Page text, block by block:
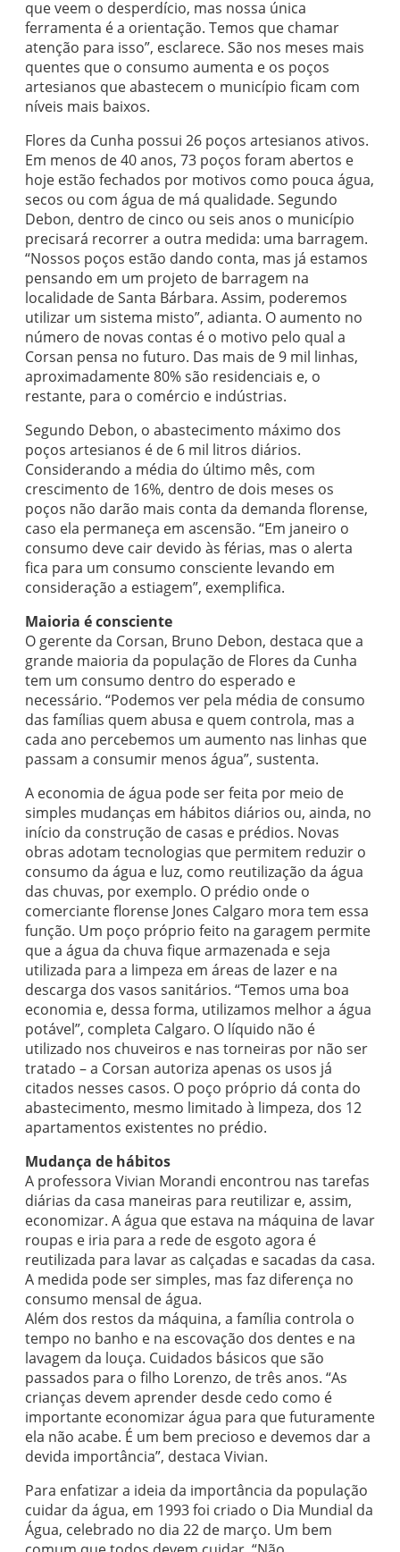
que veem o desperdício, mas nossa única
ferramenta é a orientação. Temos que chamar
atenção para isso”, esclarece. São nos meses mais
quentes que o consumo aumenta e os poços
artesianos que abastecem o município ficam com
níveis mais baixos.
Flores da Cunha possui 26 poços artesianos ativos.
Em menos de 40 anos, 73 poços foram abertos e
hoje estão fechados por motivos como pouca água,
secos ou com água de má qualidade. Segundo
Debon, dentro de cinco ou seis anos o município
precisará recorrer a outra medida: uma barragem.
“Nossos poços estão dando conta, mas já estamos
pensando em um projeto de barragem na
localidade de Santa Bárbara. Assim, poderemos
utilizar um sistema misto”, adianta. O aumento no
número de novas contas é o motivo pelo qual a
Corsan pensa no futuro. Das mais de 9 mil linhas,
aproximadamente 80% são residenciais e, o
restante, para o comércio e indústrias.
Segundo Debon, o abastecimento máximo dos
poços artesianos é de 6 mil litros diários.
Considerando a média do último mês, com
crescimento de 16%, dentro de dois meses os
poços não darão mais conta da demanda florense,
caso ela permaneça em ascensão. “Em janeiro o
consumo deve cair devido às férias, mas o alerta
fica para um consumo consciente levando em
consideração a estiagem”, exemplifica.
Maioria é consciente
O gerente da Corsan, Bruno Debon, destaca que a
grande maioria da população de Flores da Cunha
tem um consumo dentro do esperado e
necessário. “Podemos ver pela média de consumo
das famílias quem abusa e quem controla, mas a
cada ano percebemos um aumento nas linhas que
passam a consumir menos água”, sustenta.
A economia de água pode ser feita por meio de
simples mudanças em hábitos diários ou, ainda, no
início da construção de casas e prédios. Novas
obras adotam tecnologias que permitem reduzir o
consumo da água e luz, como reutilização da água
das chuvas, por exemplo. O prédio onde o
comerciante florense Jones Calgaro mora tem essa
função. Um poço próprio feito na garagem permite
que a água da chuva fique armazenada e seja
utilizada para a limpeza em áreas de lazer e na
descarga dos vasos sanitários. “Temos uma boa
economia e, dessa forma, utilizamos melhor a água
potável”, completa Calgaro. O líquido não é
utilizado nos chuveiros e nas torneiras por não ser
tratado – a Corsan autoriza apenas os usos já
citados nesses casos. O poço próprio dá conta do
abastecimento, mesmo limitado à limpeza, dos 12
apartamentos existentes no prédio.
Mudança de hábitos
A professora Vivian Morandi encontrou nas tarefas
diárias da casa maneiras para reutilizar e, assim,
economizar. A água que estava na máquina de lavar
roupas e iria para a rede de esgoto agora é
reutilizada para lavar as calçadas e sacadas da casa.
A medida pode ser simples, mas faz diferença no
consumo mensal de água.
Além dos restos da máquina, a família controla o
tempo no banho e na escovação dos dentes e na
lavagem da louça. Cuidados básicos que são
passados para o filho Lorenzo, de três anos. “As
crianças devem aprender desde cedo como é
importante economizar água para que futuramente
ela não acabe. É um bem precioso e devemos dar a
devida importância”, destaca Vivian.
Para enfatizar a ideia da importância da população
cuidar da água, em 1993 foi criado o Dia Mundial da
Água, celebrado no dia 22 de março. Um bem